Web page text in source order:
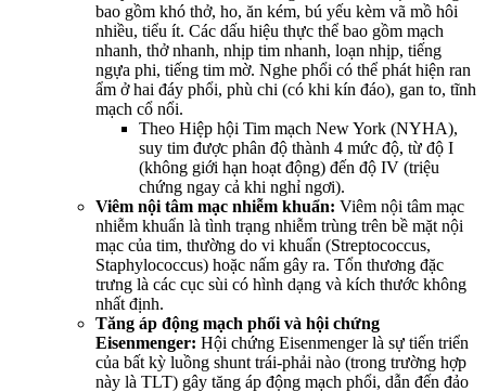
bao gồm khó thở, ho, ăn kém, bú yếu kèm vã mồ hôi
nhiều, tiểu ít. Các dấu hiệu thực thể bao gồm mạch
nhanh, thở nhanh, nhịp tim nhanh, loạn nhịp, tiếng
ngựa phi, tiếng tim mờ. Nghe phổi có thể phát hiện ran
ẩm ở hai đáy phổi, phù chi (có khi kín đáo), gan to, tĩnh
mạch cổ nổi.
Theo Hiệp hội Tim mạch New York (NYHA),
suy tim được phân độ thành 4 mức độ, từ độ I
(không giới hạn hoạt động) đến độ IV (triệu
chứng ngay cả khi nghỉ ngơi).
Viêm nội tâm mạc nhiễm khuẩn: Viêm nội tâm mạc
nhiễm khuẩn là tình trạng nhiễm trùng trên bề mặt nội
mạc của tim, thường do vi khuẩn (Streptococcus,
Staphylococcus) hoặc nấm gây ra. Tổn thương đặc
trưng là các cục sùi có hình dạng và kích thước không
nhất định.
Tăng áp động mạch phổi và hội chứng
Eisenmenger: Hội chứng Eisenmenger là sự tiến triển
của bất kỳ luồng shunt trái-phải nào (trong trường hợp
này là TLT) gây tăng áp động mạch phổi, dẫn đến đảo